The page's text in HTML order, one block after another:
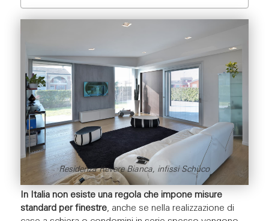
Residenza Revere Bianca, infissi Schüco
In Italia non esiste una regola che impone misure
standard per finestre, anche se nella realizzazione di